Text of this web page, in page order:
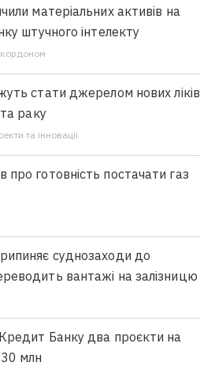
матеріальних активів на
штучного інтелекту
стати джерелом нових ліків
раку
та інновації
готовність постачати газ
суднозаходи до
вантажі на залізницю
Банку два проєкти на
млн